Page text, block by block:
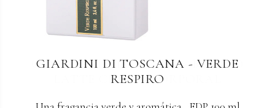
GIARDINI DI TOSCANA - VERDE
RESPIRO
GIARDINI DI TOSCANA - BIANCO
LATTE CREMA CORPORAL